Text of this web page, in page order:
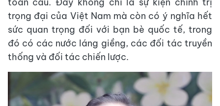
trọng đại của Việt Nam mà còn có ý nghĩa hết
sức quan trọng đối với bạn bè quốc tế, trong
đó có các nước láng giềng, các đối tác truyền
thống và đối tác chiến lược.